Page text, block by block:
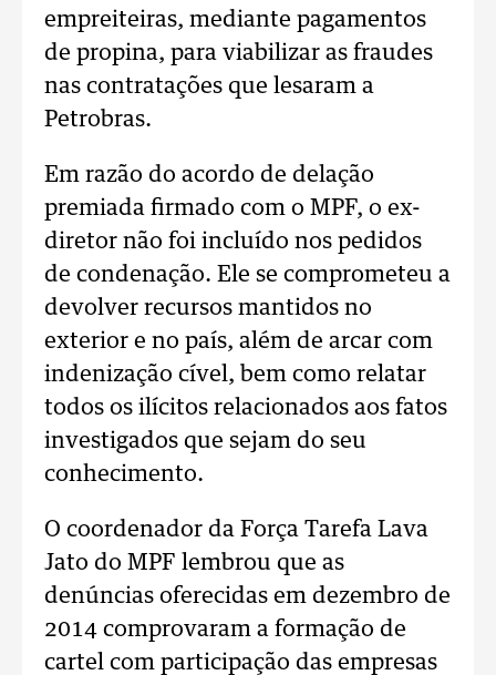
empreiteiras, mediante pagamentos
de propina, para viabilizar as fraudes
nas contratações que lesaram a
Petrobras.
Em razão do acordo de delação
premiada firmado com o MPF, o ex-
diretor não foi incluído nos pedidos
de condenação. Ele se comprometeu a
devolver recursos mantidos no
exterior e no país, além de arcar com
indenização cível, bem como relatar
todos os ilícitos relacionados aos fatos
investigados que sejam do seu
conhecimento.
O coordenador da Força Tarefa Lava
Jato do MPF lembrou que as
denúncias oferecidas em dezembro de
2014 comprovaram a formação de
cartel com participação das empresas